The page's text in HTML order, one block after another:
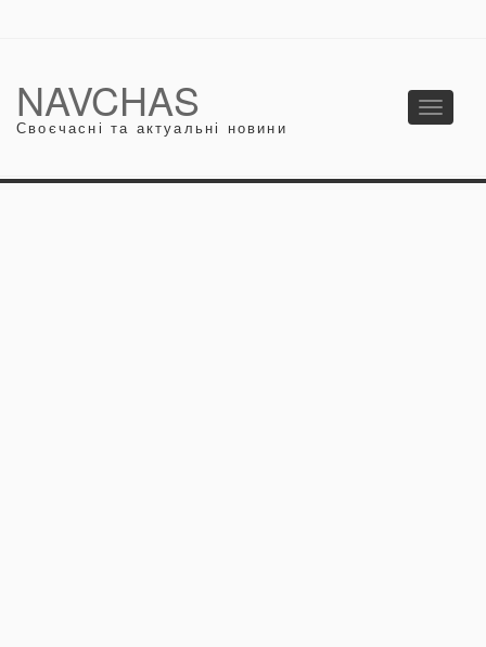
NAVCHAS
Своєчасні та актуальні новини
Toggle